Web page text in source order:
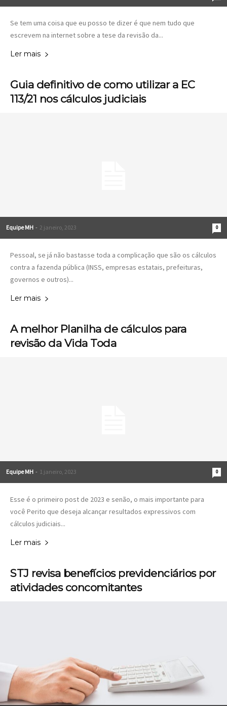
Se tem uma coisa que eu posso te dizer é que nem tudo que
escrevem na internet sobre a tese da revisão da...
Ler mais
Guia definitivo de como utilizar a EC
113/21 nos cálculos judiciais
Equipe MH - 2 janeiro, 2023 0
Pessoal, se já não bastasse toda a complicação que são os cálculos
contra a fazenda pública (INSS, empresas estatais, prefeituras,
governos e outros)...
Ler mais
A melhor Planilha de cálculos para
revisão da Vida Toda
Equipe MH - 1 janeiro, 2023 0
Esse é o primeiro post de 2023 e senão, o mais importante para
você Perito que deseja alcançar resultados expressivos com
cálculos judiciais...
Ler mais
STJ revisa benefícios previdenciários por
atividades concomitantes